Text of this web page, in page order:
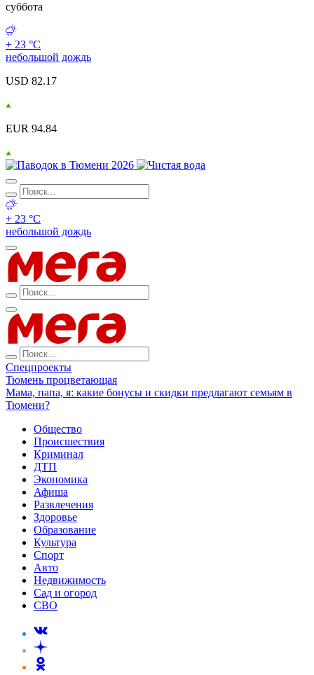
суббота
+ 23 °С
небольшой дождь
USD 82.17
EUR 94.84
+ 23 °С
небольшой дождь
Спецпроекты
Тюмень процветающая
Мама, папа, я: какие бонусы и скидки предлагают семьям в
Тюмени?
Общество
Происшествия
Криминал
ДТП
Экономика
Афиша
Развлечения
Здоровье
Образование
Культура
Спорт
Авто
Недвижимость
Сад и огород
СВО